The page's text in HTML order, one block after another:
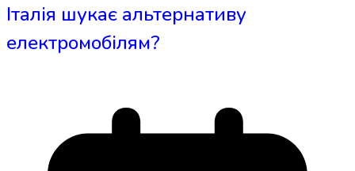
Італія шукає альтернативу
електромобілям?